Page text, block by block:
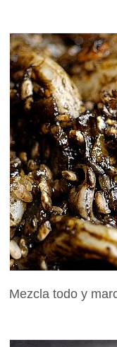
Mezcla todo y